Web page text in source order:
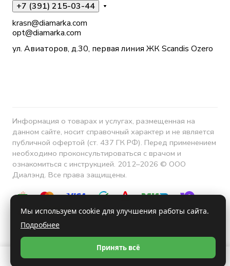
+7 (391) 215-03-44
krasn@diamarka.com
opt@diamarka.com
ул. Авиаторов, д.30, первая линия ЖК Scandis Ozero
Информация о товарах и услугах, размещенная на
данном сайте, носит справочный характер и не является
публичной офертой (ст. 437 ГК РФ). Перед применением
необходимо проконсультироваться с врачом и
ознакомиться с инструкцией. 2012–2026 © ООО
Диалэнд. Все права защищены.
Конфиденциальность
Мы используем cookie для улучшения работы сайта.
Подробнее
Принять всё